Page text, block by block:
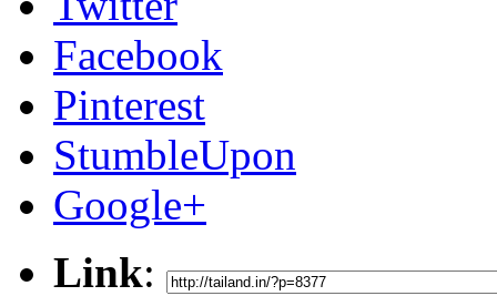
Facebook
Pinterest
StumbleUpon
Google+
Link: